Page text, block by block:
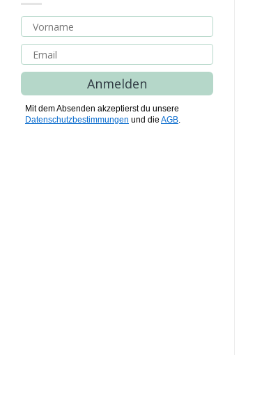
Anmelden
Mit dem Absenden akzeptierst du unsere
Datenschutzbestimmungen und die AGB.